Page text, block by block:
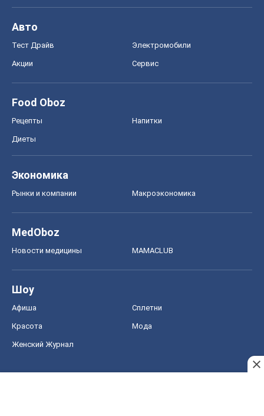
Авто
Тест Драйв Электромобили
Акции Сервис
Food Oboz
Рецепты Напитки
Диеты
Экономика
Рынки и компании Mакроэкономика
MedOboz
Новости медицины MAMACLUB
Шоу
Афиша Сплетни
Красота Мода
Женский Журнал